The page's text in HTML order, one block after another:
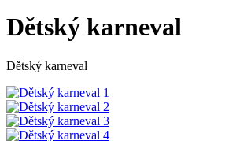
Dětský karneval
Dětský karneval